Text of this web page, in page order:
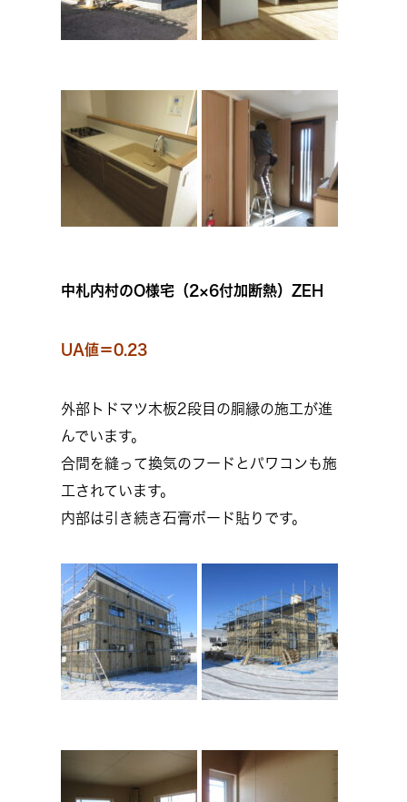
中札内村のO様宅 （2×6付加断熱）ZEH
UA値＝0.23
外部トドマツ木板2段目の胴縁の施工が進
んでいます。
合間を縫って換気のフードとパワコンも施
工されています。
内部は引き続き石膏ボード貼りです。